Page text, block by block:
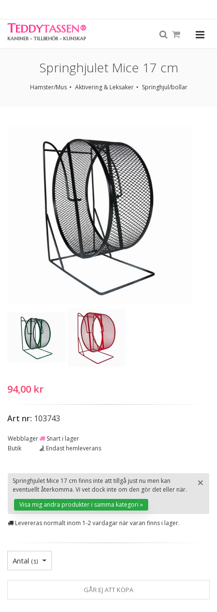
TEDDYTASSEN®
KANINER - TILLBEHÖR - KUNSKAP
Springhjulet Mice 17 cm
Hamster/Mus Aktivering & Leksaker Springhjul/bollar
94,00 kr
Art nr: 103743
Webblager
Snart i lager
Butik
Endast hemleverans
×
Springhjulet Mice 17 cm finns inte att tillgå just nu men kan
eventuellt återkomma. Vi vet dock inte om den gör det eller när.
Visa mig andra produkter i samma kategori »
Levereras normalt inom 1-2 vardagar när varan finns i lager.
Antal (1)
GÅR EJ ATT KÖPA